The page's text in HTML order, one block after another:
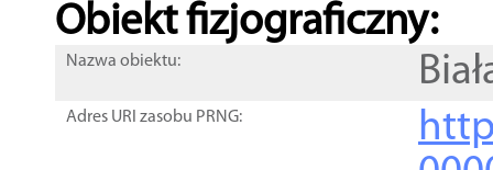
Obiekt fizjograficzny:
Nazwa obiektu:
Adres URI zasobu PRNG: